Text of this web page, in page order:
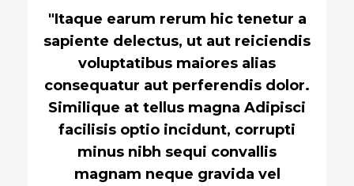
"Itaque earum rerum hic tenetur a
sapiente delectus, ut aut reiciendis
voluptatibus maiores alias
consequatur aut perferendis dolor.
Similique at tellus magna Adipisci
facilisis optio incidunt, corrupti
minus nibh sequi convallis
magnam neque gravida vel